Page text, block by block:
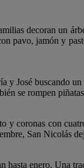
decoran un
pavo, jamón y
José buscando
se rompen
coronas con
San Nicolás
enero. Una